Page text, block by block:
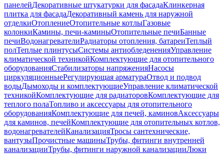
панелейДекоративные штукатурки для фасадаКлинкерная
плитка для фасадаДекоративный камень для наружной
отделкиОтоплениеОтопительные котлыГазовые
колонкиКамины, печи-каминыОтопительные печиБанные
печиВодонагревателиРадиаторы отопления, батареиТеплый
полТеплые плинтусыСистемы антиобледененияУправление
климатической техникойКомплектующие для отопительного
оборудованияСтабилизаторы напряженияНасосы
циркуляционныеРегулирующая арматураОтвод и подвод
водыДымоходы и комплектующиеУправление климатической
техникойКомплектующие для радиаторовКомплектующие для
теплого полаТопливо и аксессуары для отопительного
оборудованияКомплектующие для печей, каминовАксессуары
для каминов, печейКомплектующие для отопительных котлов,
водонагревателейКанализацияТросы сантехнические,
вантузыПрочистные машиныТрубы, фитинги внутренней
канализацииТрубы, фитинги наружной канализацииЛюки